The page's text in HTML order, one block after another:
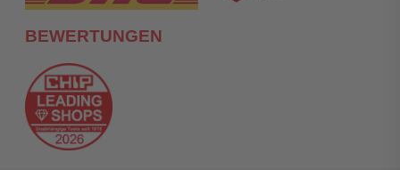
BEWERTUNGEN